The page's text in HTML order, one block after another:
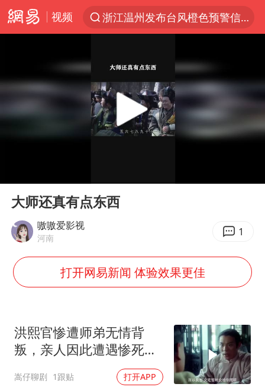
视频
浙江温州发布台风橙色预警信号
白海豚将正面袭击贯穿浙江
男童模仿奥特曼从高处跳下致骨折
名创优品一次性内裤 颜面尽失
视频丨中国东方电气集团原党组副书记、董事宋致远被查
浙江台州《告全体市民书》
郑丽文：台湾从来没有“独立”过
董璇小酒窝朵朵为佟丽娅庆生
多个明星演唱会取消
西贝创始人贾国龙押注鲜羊赛道
女儿为争财产堵门阻挠父亲出殡
Play
大师还真有点东西
嗷嗷爱影视
河南 1
打开网易新闻 体验效果更佳
洪熙官惨遭师弟无情背
叛，亲人因此遭遇惨死厄
运，复仇之路就此开启
嵩仔聊剧 1跟贴 打开APP